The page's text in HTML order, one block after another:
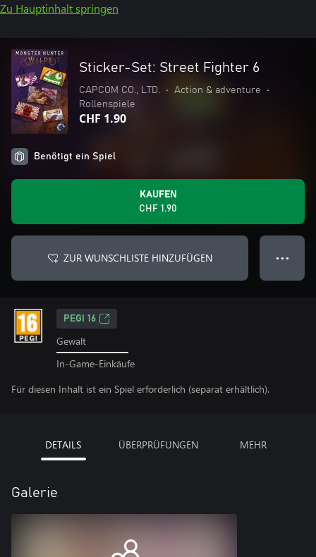
Zu Hauptinhalt springen
Sticker-Set: Street Fighter 6
CAPCOM CO., LTD. • Action & adventure
•
Rollenspiele
CHF 1.90
Benötigt ein Spiel
KAUFEN
CHF 1.90
ZUR WUNSCHLISTE HINZUFÜGEN ● ● ●
PEGI 16
Gewalt
In-Game-Einkäufe
Für diesen Inhalt ist ein Spiel erforderlich (separat erhältlich).
DETAILS ÜBERPRÜFUNGEN MEHR
Galerie